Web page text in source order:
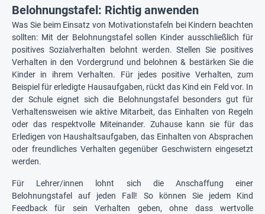
Belohnungstafel: Richtig anwenden
Was Sie beim Einsatz von Motivationstafeln bei Kindern beachten
sollten: Mit der Belohnungstafel sollen Kinder ausschließlich für
positives Sozialverhalten belohnt werden. Stellen Sie positives
Verhalten in den Vordergrund und belohnen & bestärken Sie die
Kinder in ihrem Verhalten. Für jedes positive Verhalten, zum
Beispiel für erledigte Hausaufgaben, rückt das Kind ein Feld vor. In
der Schule eignet sich die Belohnungstafel besonders gut für
Verhaltensweisen wie aktive Mitarbeit, das Einhalten von Regeln
oder das respektvolle Miteinander. Zuhause kann sie für das
Erledigen von Haushaltsaufgaben, das Einhalten von Absprachen
oder freundliches Verhalten gegenüber Geschwistern eingesetzt
werden.
Für Lehrer/innen lohnt sich die Anschaffung einer
Belohnungstafel auf jeden Fall! So können Sie jedem Kind
Feedback für sein Verhalten geben, ohne dass wertvolle